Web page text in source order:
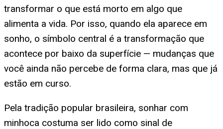
transformar o que está morto em algo que
alimenta a vida. Por isso, quando ela aparece em
sonho, o símbolo central é a transformação que
acontece por baixo da superfície — mudanças que
você ainda não percebe de forma clara, mas que já
estão em curso.
Pela tradição popular brasileira, sonhar com
minhoca costuma ser lido como sinal de